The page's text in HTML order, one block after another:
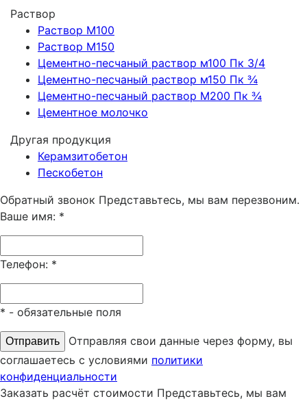
Раствор
Раствор М100
Раствор М150
Цементно-песчаный раствор м100 Пк 3/4
Цементно-песчаный раствор м150 Пк ¾
Цементно-песчаный раствор M200 Пк ¾
Цементное молочко
Другая продукция
Керамзитобетон
Пескобетон
Обратный звонок Представьтесь, мы вам перезвоним.
Ваше имя: *
Телефон: *
* - обязательные поля
Отправляя свои данные через форму, вы
соглашаетесь с условиями политики
конфиденциальности
Заказать расчёт стоимости Представьтесь, мы вам